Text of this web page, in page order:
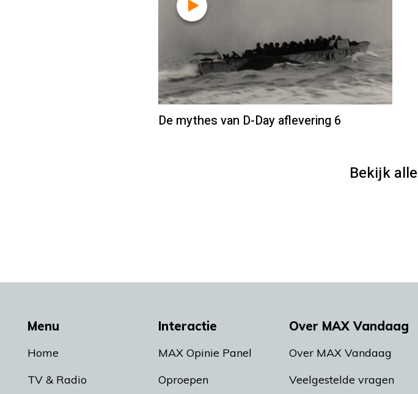
De mythes van D-Day aflevering 6
Bekijk
Menu
Home
TV & Radio
Interactie
MAX Opinie Panel
Oproepen
Over MAX Vandaag
Over MAX Vandaag
Veelgestelde vragen